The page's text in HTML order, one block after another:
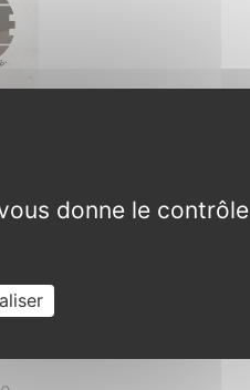
donne le contrôle